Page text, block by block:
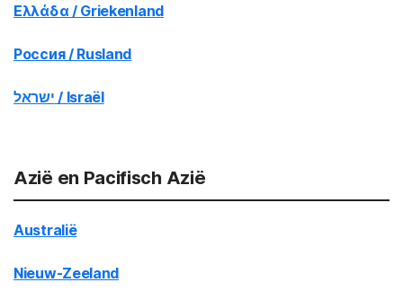
Ελλάδα / Griekenland
Россия / Rusland
ישראל / Israël
Azië en Pacifisch Azië
Australië
Nieuw-Zeeland